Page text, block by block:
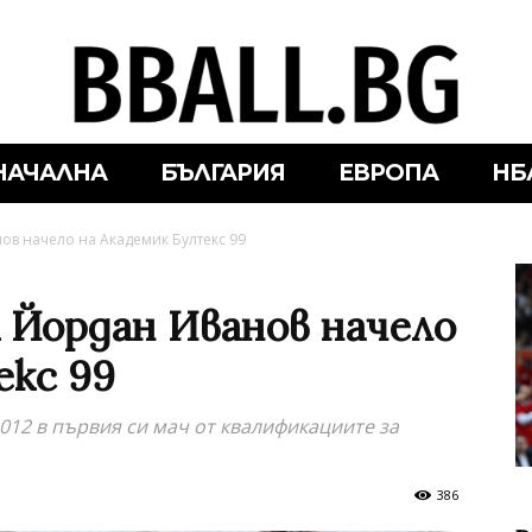
БЪЛГАРИЯ ЕВРОПА
начело на Академик Бултекс 99
Иванов начело
99
в първия си мач от квалификациите за
386